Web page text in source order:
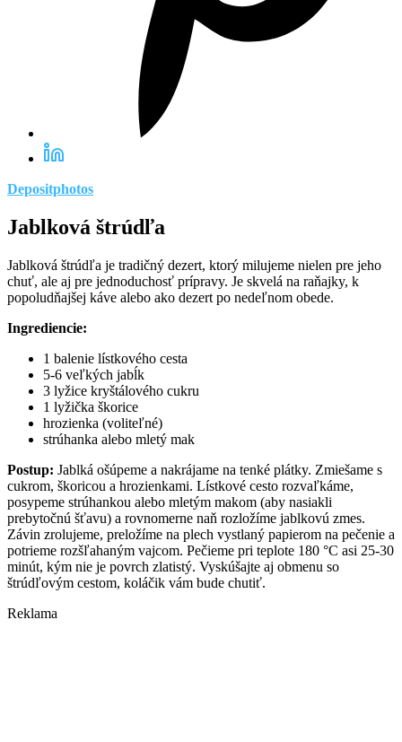
Depositphotos
Jablková štrúdľa
Jablková štrúdľa je tradičný dezert, ktorý milujeme nielen pre jeho
chuť, ale aj pre jednoduchosť prípravy. Je skvelá na raňajky, k
popoludňajšej káve alebo ako dezert po nedeľnom obede.
Ingrediencie:
1 balenie lístkového cesta
5-6 veľkých jabĺk
3 lyžice kryštálového cukru
1 lyžička škorice
hrozienka (voliteľné)
strúhanka alebo mletý mak
Postup: Jablká ošúpeme a nakrájame na tenké plátky. Zmiešame s
cukrom, škoricou a hrozienkami. Lístkové cesto rozvaľkáme,
posypeme strúhankou alebo mletým makom (aby nasiakli
prebytočnú šťavu) a rovnomerne naň rozložíme jablkovú zmes.
Závin zrolujeme, preložíme na plech vystlaný papierom na pečenie a
potrieme rozšľahaným vajcom. Pečieme pri teplote 180 °C asi 25-30
minút, kým nie je povrch zlatistý. Vyskúšajte aj obmenu so
štrúdľovým cestom, koláčik vám bude chutiť.
Reklama